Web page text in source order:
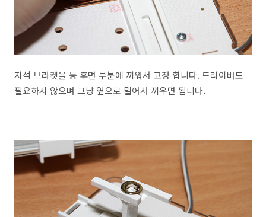
자석 브라켓을 등 후면 부분에 끼워서 고정 합니다. 드라이버도
필요하지 않으며 그냥 옆으로 밀어서 끼우면 됩니다.